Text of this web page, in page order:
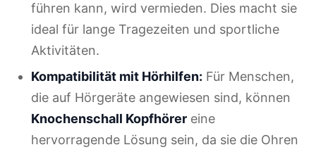
führen kann, wird vermieden. Dies macht sie
ideal für lange Tragezeiten und sportliche
Aktivitäten.
Kompatibilität mit Hörhilfen: Für Menschen,
die auf Hörgeräte angewiesen sind, können
Knochenschall Kopfhörer eine
hervorragende Lösung sein, da sie die Ohren